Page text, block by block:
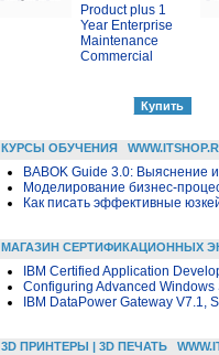
Product plus 1
Year Enterprise
Maintenance
Commercial
КУРСЫ ОБУЧЕНИЯ
BABOK Guide 3.0: Выяснение
Моделирование бизнес-
Как писать эффективные
МАГАЗИН СЕРТИФИКАЦИОННЫХ
IBM Certified Application
Configuring Advanced
IBM DataPower Gateway V7.1,
3D ПРИНТЕРЫ | 3D ПЕЧАТЬ